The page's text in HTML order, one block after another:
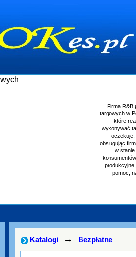
Firma R&B
targowych w
które
wykonywać
oczekuje.
obsługując
w stanie
pomoc,
Katalogi → Bezpłatne